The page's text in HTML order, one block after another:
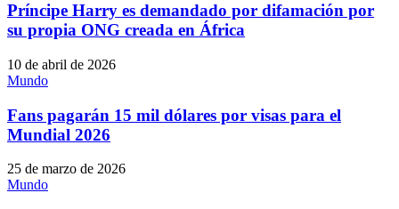
Príncipe Harry es demandado por difamación por
su propia ONG creada en África
10 de abril de 2026
Mundo
Fans pagarán 15 mil dólares por visas para el
Mundial 2026
25 de marzo de 2026
Mundo